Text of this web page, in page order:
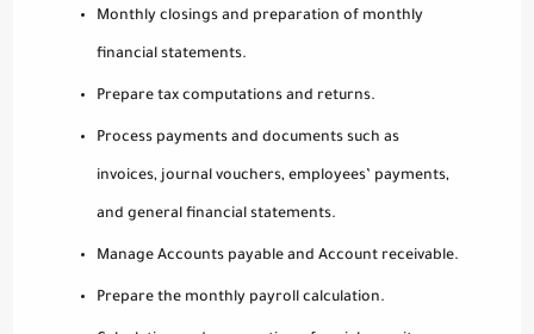
Monthly closings and preparation of monthly
financial statements.
Prepare tax computations and returns.
Process payments and documents such as
invoices, journal vouchers, employees’ payments,
and general financial statements.
Manage Accounts payable and Account receivable.
Prepare the monthly payroll calculation.